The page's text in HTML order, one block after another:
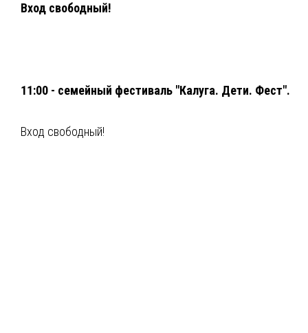
Вход свободный!
11:00 - семейный фестиваль "Калуга. Дети. Фест".
Вход свободный!